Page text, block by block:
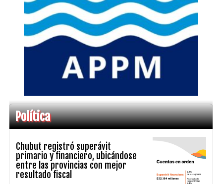
Política
Chubut registró superávit
primario y financiero, ubicándose
entre las provincias con mejor
resultado fiscal